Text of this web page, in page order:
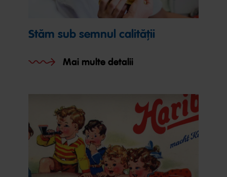
Stăm sub semnul calității
Mai multe detalii